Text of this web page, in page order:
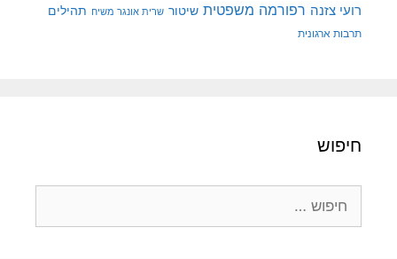
רועי צזנה רפורמה משפטית שיטור שרית אונגר משיח תהילים
תרבות ארגונית
חיפוש